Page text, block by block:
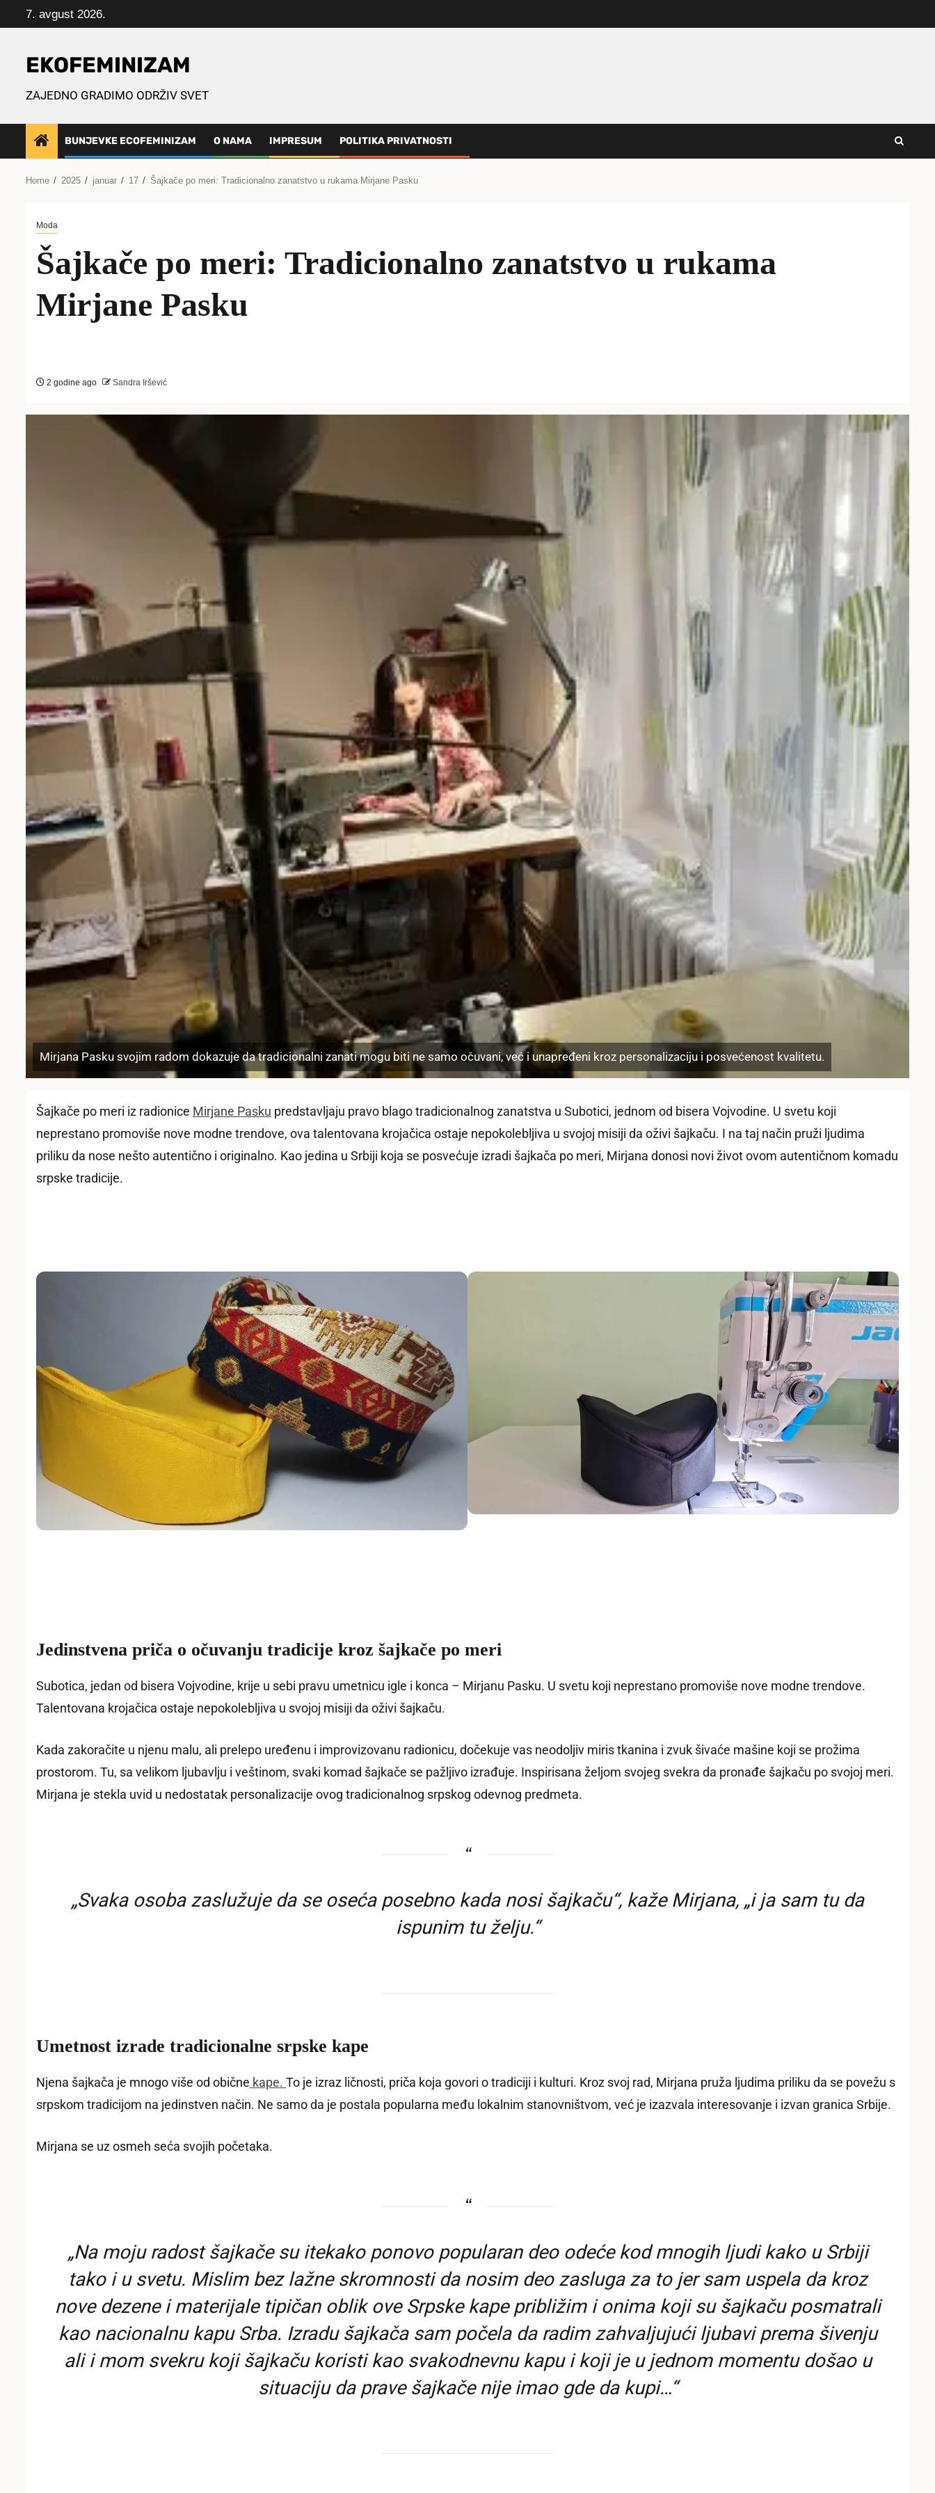
to
7. avgust 2026.
EKOFEMINIZAM
ZAJEDNO GRADIMO ODRŽIV SVET
BUNJEVKE ECOFEMINIZAM O NAMA IMPRESUM POLITIKA PRIVATNOSTI
Home 2025 januar 17 Šajkače po meri: Tradicionalno zanatstvo u rukama Mirjane Pasku
Moda
Šajkače po meri: Tradicionalno zanatstvo u rukama
Mirjane Pasku
2 godine ago Sandra Iršević
Mirjana Pasku svojim radom dokazuje da tradicionalni zanati mogu biti ne samo očuvani, već i unapređeni kroz personalizaciju i posvećenost kvalitetu.
Šajkače po meri iz radionice Mirjane Pasku predstavljaju pravo blago tradicionalnog zanatstva u Subotici, jednom od bisera Vojvodine. U svetu koji
neprestano promoviše nove modne trendove, ova talentovana krojačica ostaje nepokolebljiva u svojoj misiji da oživi šajkaču. I na taj način pruži ljudima
priliku da nose nešto autentično i originalno. Kao jedina u Srbiji koja se posvećuje izradi šajkača po meri, Mirjana donosi novi život ovom autentičnom komadu
srpske tradicije.
Jedinstvena priča o očuvanju tradicije kroz šajkače po meri
Subotica, jedan od bisera Vojvodine, krije u sebi pravu umetnicu igle i konca – Mirjanu Pasku. U svetu koji neprestano promoviše nove modne trendove.
Talentovana krojačica ostaje nepokolebljiva u svojoj misiji da oživi šajkaču.
Kada zakoračite u njenu malu, ali prelepo uređenu i improvizovanu radionicu, dočekuje vas neodoljiv miris tkanina i zvuk šivaće mašine koji se prožima
prostorom. Tu, sa velikom ljubavlju i veštinom, svaki komad šajkače se pažljivo izrađuje. Inspirisana željom svojeg svekra da pronađe šajkaču po svojoj meri.
Mirjana je stekla uvid u nedostatak personalizacije ovog tradicionalnog srpskog odevnog predmeta.
„Svaka osoba zaslužuje da se oseća posebno kada nosi šajkaču“, kaže Mirjana, „i ja sam tu da
ispunim tu želju.“
Umetnost izrade tradicionalne srpske kape
Njena šajkača je mnogo više od obične kape. To je izraz ličnosti, priča koja govori o tradiciji i kulturi. Kroz svoj rad, Mirjana pruža ljudima priliku da se povežu s
srpskom tradicijom na jedinstven način. Ne samo da je postala popularna među lokalnim stanovništvom, već je izazvala interesovanje i izvan granica Srbije.
Mirjana se uz osmeh seća svojih početaka.
„Na moju radost šajkače su itekako ponovo popularan deo odeće kod mnogih ljudi kako u Srbiji
tako i u svetu. Mislim bez lažne skromnosti da nosim deo zasluga za to jer sam uspela da kroz
nove dezene i materijale tipičan oblik ove Srpske kape približim i onima koji su šajkaču posmatrali
kao nacionalnu kapu Srba. Izradu šajkača sam počela da radim zahvaljujući ljubavi prema šivenju
ali i mom svekru koji šajkaču koristi kao svakodnevnu kapu i koji je u jednom momentu došao u
situaciju da prave šajkače nije imao gde da kupi…“